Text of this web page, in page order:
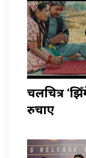
चलचित्र
रुचाए